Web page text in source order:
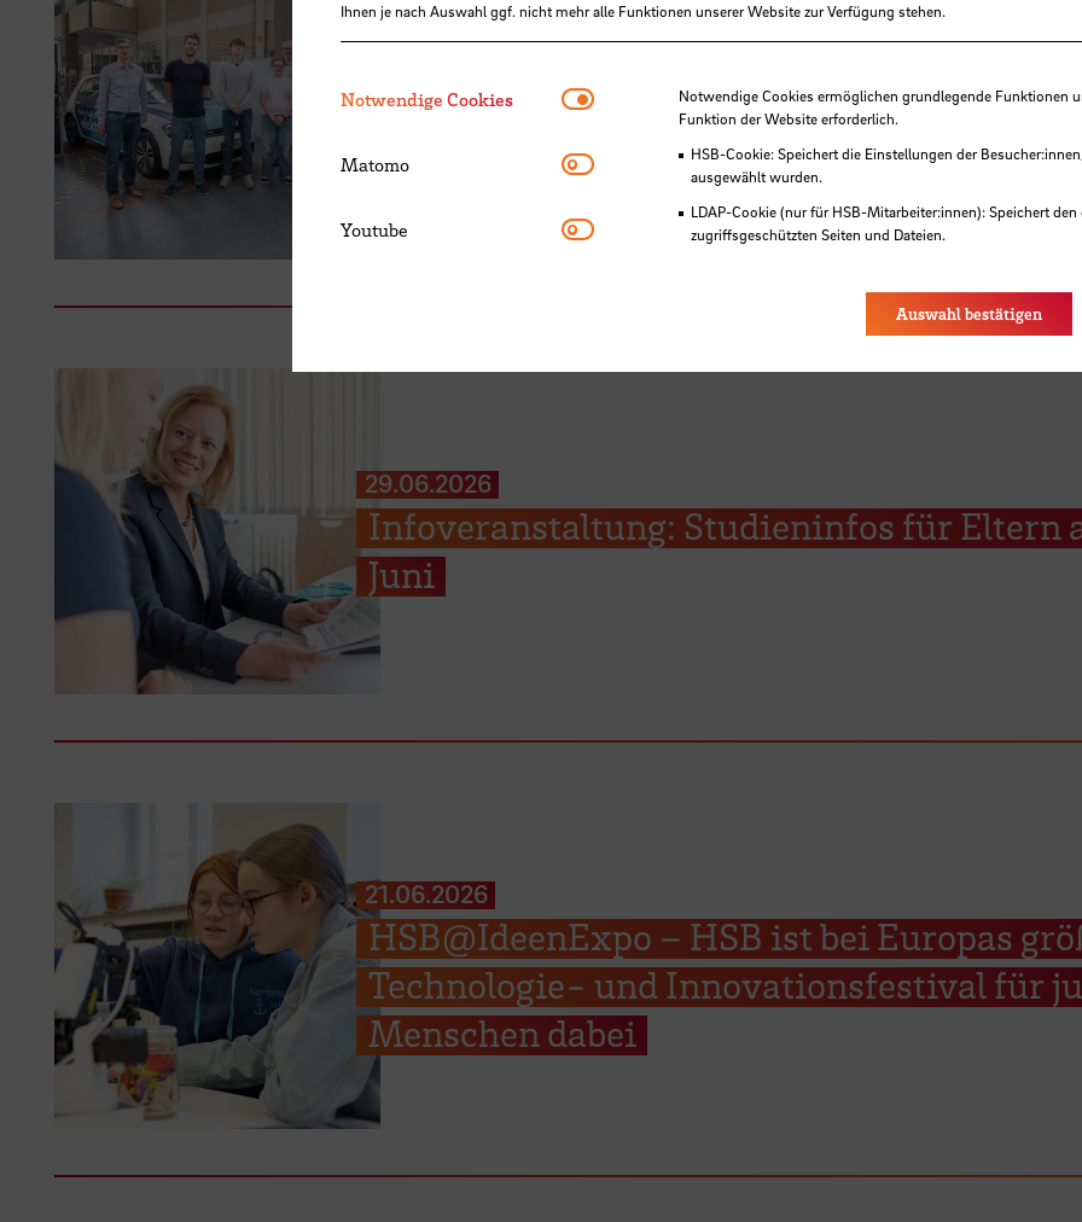
07.07.2026
Schüler des Beruflichen Gymnasiums
besuchen Fakultät für Natur und Technik
29.06.2026
Infoveranstaltung: Studieninfos für Eltern
Juni
21.06.2026
HSB@IdeenExpo – HSB ist bei Europas
Technologie- und Innovationsfestival für
Menschen dabei
Ihnen je nach Auswahl ggf. nicht mehr alle Funktionen unserer Website zur Verfügung stehen.
Notwendige Cookies Notwendige CookiesNotwendige Cookies ermöglichen grundlegende Funktionen
Funktion der Website erforderlich.
HSB-Cookie: Speichert die Einstellungen der
ausgewählt wurden.
LDAP-Cookie (nur für HSB-Mitarbeiter:innen): Speichert
zugriffsgeschützten Seiten und Dateien.
Matomo Matomo
Youtube Youtube
Auswahl bestätigen